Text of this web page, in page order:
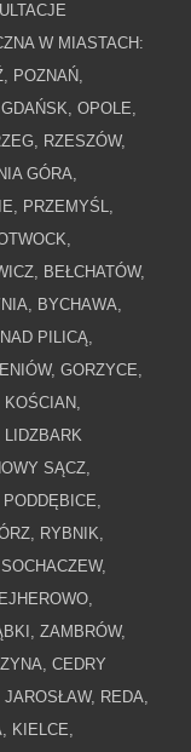
W MIASTACH:
POZNAŃ,
OPOLE,
RZESZÓW,
GÓRA,
PRZEMYŚL,
BEŁCHATÓW,
BYCHAWA,
PILICĄ,
GORZYCE,
KOŚCIAN,
LIDZBARK
SĄCZ,
RYBNIK,
ZAMBRÓW,
CEDRY
REDA,
KIELCE,